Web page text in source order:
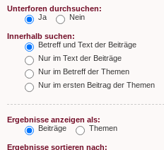
Unterforen durchsuchen:
Ja
Nein
Innerhalb suchen:
Betreff und Text der Beiträge
Nur im Text der Beiträge
Nur im Betreff der Themen
Nur im ersten Beitrag der Themen
Ergebnisse anzeigen als:
Beiträge
Themen
Ergebnisse sortieren nach: